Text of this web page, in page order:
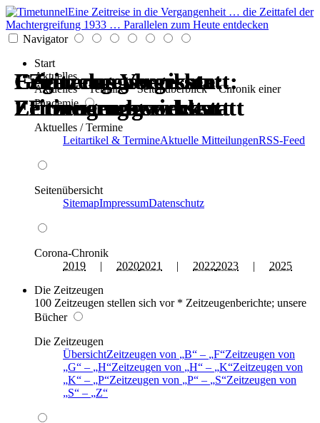
Eine Zeitreise in die Vergangenheit … die Zeittafel der
Machtergreifung 1933 … Parallelen zum Heute entdecken
Navigator
Start
Aktuelles
Aktuelles * Termine * Seitenüberblick * Chronik einer
Pandemie
Aktuelles / Termine
Leitartikel & TermineAktuelle MitteilungenRSS-Feed
Seitenübersicht
SitemapImpressumDatenschutz
Corona-Chronik
2019 | 20202021 | 20222023 | 2025
Die Zeitzeugen
100 Zeitzeugen stellen sich vor * Zeitzeugenberichte; unsere
Bücher
Die Zeitzeugen
ÜbersichtZeitzeugen von B – F Zeitzeugen von
G
– H Zeitzeugen von H – K Zeitzeugen von
K
– P Zeitzeugen von P – S Zeitzeugen von
S
– Z
Erinnerungswerkstatt:
Zeitzeugen berichten
Zeitzeugenberichte:
Erinnerungswerkstatt
Gegen das Vergessen:
Erinnerungswerkstatt
Erinnerungswerkstatt:
Zeitzeugen berichten
Zeitzeugenberichte:
Erinnerungswerkstatt
Gegen das Vergessen:
Erinnerungswerkstatt